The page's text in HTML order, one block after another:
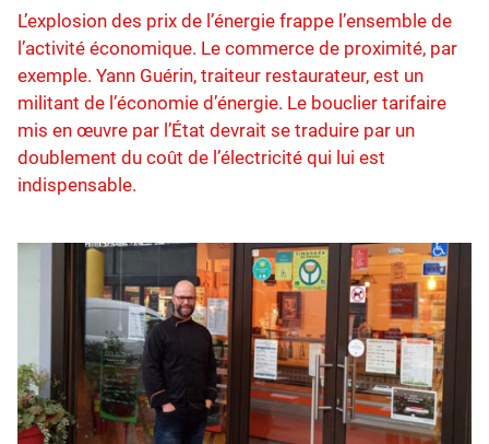
L’explosion des prix de l’énergie frappe l’ensemble de
l’activité économique. Le commerce de proximité, par
exemple. Yann Guérin, traiteur restaurateur, est un
militant de l’économie d’énergie. Le bouclier tarifaire
mis en œuvre par l’État devrait se traduire par un
doublement du coût de l’électricité qui lui est
indispensable.